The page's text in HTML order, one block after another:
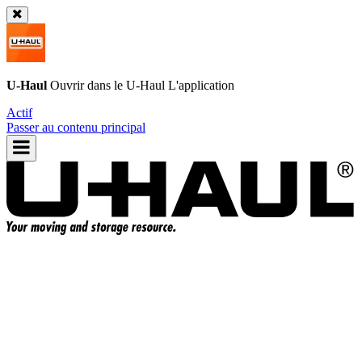
U-Haul Ouvrir dans le U-Haul L'application
Actif
Passer au contenu principal